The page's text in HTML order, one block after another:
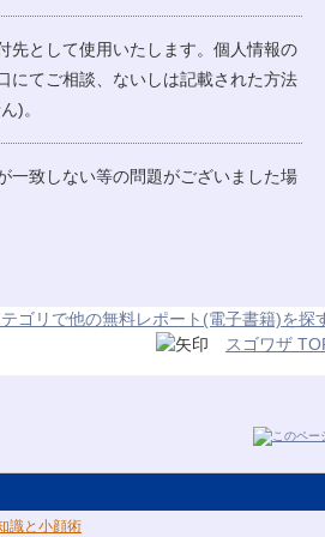
先として使用いたします。個人情報の
にてご相談、ないしは記載された方法
)。
一致しない等の問題がございました場
ゴリで他の無料レポート(電子書籍)を探
スゴワザ
識と小顔術